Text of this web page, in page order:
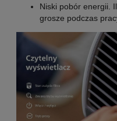
Niski pobór energii.
grosze podczas